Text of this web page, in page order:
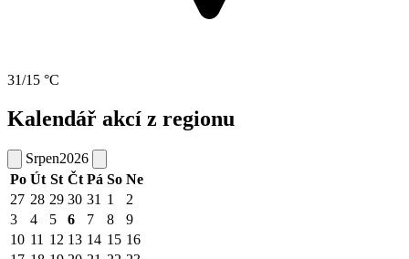
31/15 °C
Kalendář akcí z regionu
Srpen2026
Po Út St Čt Pá So Ne
27 28 29 30 31 1
2
3
4 5 6 7 8
9
10 11 12 13 14 15 16